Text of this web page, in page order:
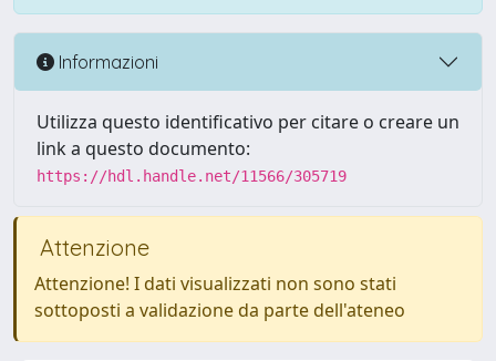
Informazioni
Utilizza questo identificativo per citare o creare un
link a questo documento:
https://hdl.handle.net/11566/305719
Attenzione
Attenzione! I dati visualizzati non sono stati
sottoposti a validazione da parte dell'ateneo